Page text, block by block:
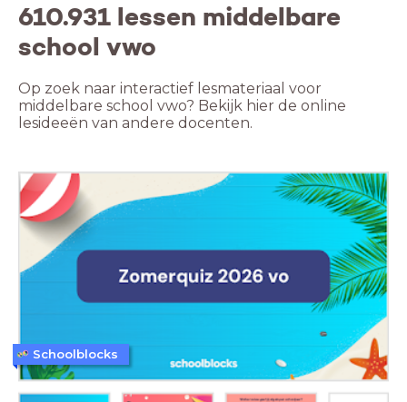
610.931 lessen middelbare
school vwo
Op zoek naar interactief lesmateriaal voor
middelbare school vwo? Bekijk hier de online
lesideeën van andere docenten.
Schoolblocks